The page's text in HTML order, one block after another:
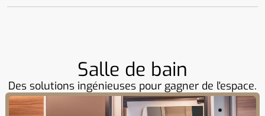
Salle de bain
Des solutions ingénieuses pour gagner de l'espace.